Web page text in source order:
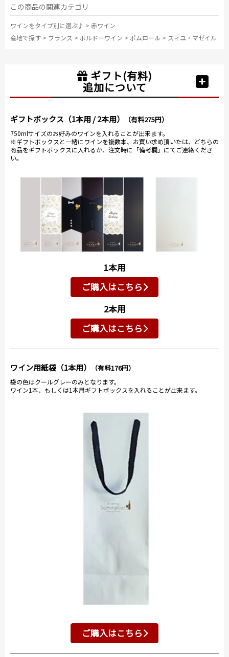
この商品の関連カテゴリ
ワインをタイプ別に選ぶ♪ > 赤ワイン
産地で探す > フランス > ボルドーワイン > ポムロール > スィユ・マゼイル
ギフト(有料)
追加について
ギフトボックス（1本用 / 2本用） （有料275円）
750mlサイズのお好みのワインを入れることが出来ます。
※ギフトボックスと一緒にワインを複数本、お買い求め頂いたは、どちらの
商品をギフトボックスに入れるか、注文時に「備考欄」にてご連絡くださ
い。
1本用
ご購入はこちら
2本用
ご購入はこちら
ワイン用紙袋（1本用） （有料176円）
袋の色はクールグレーのみとなります。
ワイン1本、もしくは1本用ギフトボックスを入れることが出来ます。
ご購入はこちら